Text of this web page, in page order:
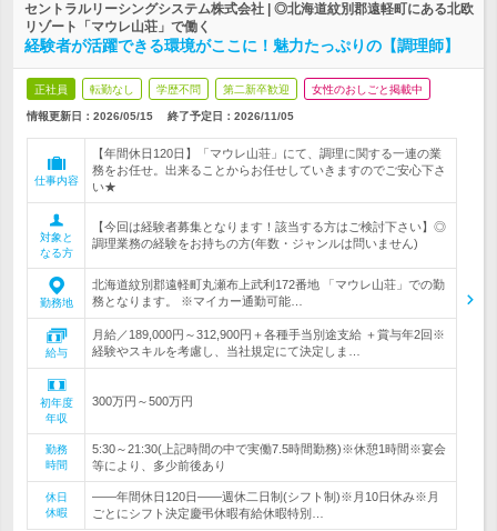
セントラルリーシングシステム株式会社 | ◎北海道紋別郡遠軽町にある北欧
リゾート「マウレ山荘」で働く
経験者が活躍できる環境がここに！魅力たっぷりの【調理師】
正社員 転勤なし 学歴不問 第二新卒歓迎 女性のおしごと掲載中
情報更新日：2026/05/15 終了予定日： 2026/11/05
仕事内容
【年間休日120日】「マウレ山荘」にて、調理に関する一連の業
務をお任せ。出来ることからお任せしていきますのでご安心下さ
い★
対象と
なる方
【今回は経験者募集となります！該当する方はご検討下さい】◎
調理業務の経験をお持ちの方(年数・ジャンルは問いません)
勤務地
北海道紋別郡遠軽町丸瀬布上武利172番地 「マウレ山荘」での勤
務となります。 ※マイカー通勤可能…
給与
月給／189,000円～312,900円＋各種手当別途支給 ＋賞与年2回※
経験やスキルを考慮し、当社規定にて決定しま…
初年度
年収
300万円～500万円
勤務
時間
5:30～21:30(上記時間の中で実働7.5時間勤務)※休憩1時間※宴会
等により、多少前後あり
休日
休暇
――年間休日120日――週休二日制(シフト制)※月10日休み※月
ごとにシフト決定慶弔休暇有給休暇特別…